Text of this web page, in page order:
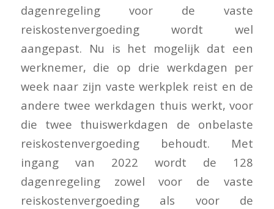
dagenregeling voor de vaste
reiskostenvergoeding wordt wel
aangepast. Nu is het mogelijk dat een
werknemer, die op drie werkdagen per
week naar zijn vaste werkplek reist en de
andere twee werkdagen thuis werkt, voor
die twee thuiswerkdagen de onbelaste
reiskostenvergoeding behoudt. Met
ingang van 2022 wordt de 128
dagenregeling zowel voor de vaste
reiskostenvergoeding als voor de